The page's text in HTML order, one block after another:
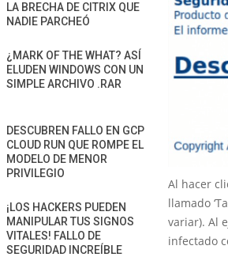
Al hacer
llamado
variar). Al
infectado
LA BRECHA DE CITRIX QUE
NADIE PARCHEÓ
¿MARK OF THE WHAT? ASÍ
ELUDEN WINDOWS CON UN
SIMPLE ARCHIVO .RAR
DESCUBREN FALLO EN GCP
CLOUD RUN QUE ROMPE EL
MODELO DE MENOR
PRIVILEGIO
¡LOS HACKERS PUEDEN
MANIPULAR TUS SIGNOS
VITALES! FALLO DE
SEGURIDAD INCREÍBLE